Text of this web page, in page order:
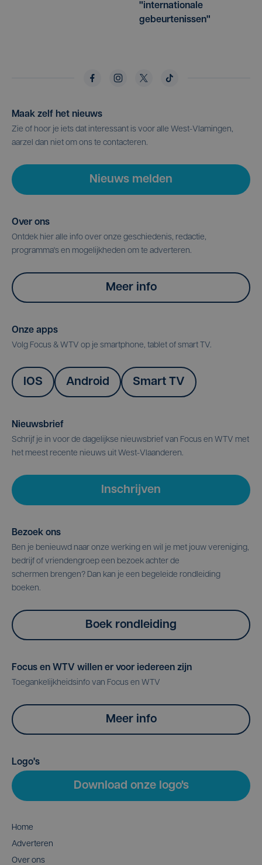
"internationale
gebeurtenissen"
Maak zelf het nieuws
Zie of hoor je iets dat interessant is voor alle West-Vlamingen,
aarzel dan niet om ons te contacteren.
Nieuws melden
Over ons
Ontdek hier alle info over onze geschiedenis, redactie,
programma's en mogelijkheden om te adverteren.
Meer info
Onze apps
Volg Focus & WTV op je smartphone, tablet of smart TV.
IOS Android Smart TV
Nieuwsbrief
Schrijf je in voor de dagelijkse nieuwsbrief van Focus en WTV met
het meest recente nieuws uit West-Vlaanderen.
Inschrijven
Bezoek ons
Ben je benieuwd naar onze werking en wil je met jouw vereniging,
bedrijf of vriendengroep een bezoek achter de
schermen brengen? Dan kan je een begeleide rondleiding
boeken.
Boek rondleiding
Focus en WTV willen er voor iedereen zijn
Toegankelijkheidsinfo van Focus en WTV
Meer info
Logo's
Download onze logo's
Home
Adverteren
Over ons